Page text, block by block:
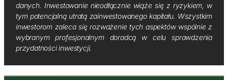
danych. Inwestowanie nieodłącznie wiąże się z ryzykiem, w
tym potencjalną utratą zainwestowanego kapitału. Wszystkim
inwestorom zaleca się rozważenie tych aspektów wspólnie z
wybranym profesjonalnym doradcą w celu sprawdzenia
przydatności inwestycji.